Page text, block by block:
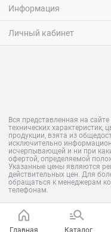
Информация
Личный кабинет
Вся представленная на
технических характеристик,
продукции, взята из
исключительно
исчерпывающей и ни при
офертой, определяемой
Указанные цены являются
действительных цен. Для
обращаться к менеджерам
телефонам.
Главная Каталог